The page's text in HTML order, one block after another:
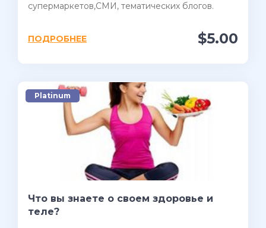
супермаркетов,СМИ, тематических блогов.
$5.00
ПОДРОБНЕЕ
Platinum
Что вы знаете о своем здоровье и
теле?